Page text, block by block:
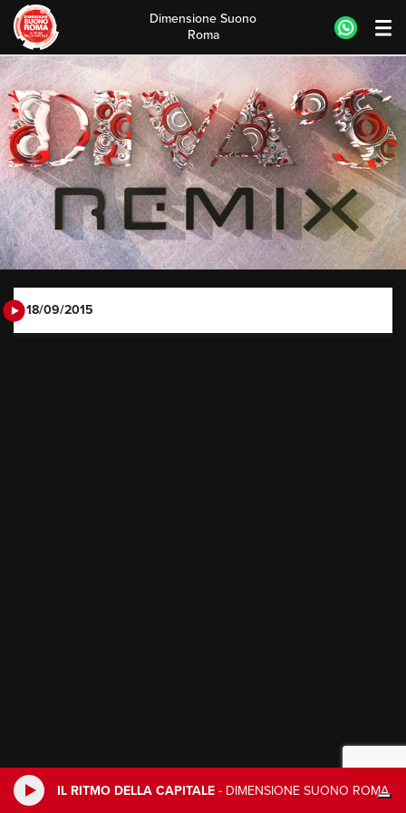
IL RITMO DELLA CAPITALE - DIMENSIONE SUONO ROMA
Skip
to
content
Dimensione Suono
Roma
18/09/2015